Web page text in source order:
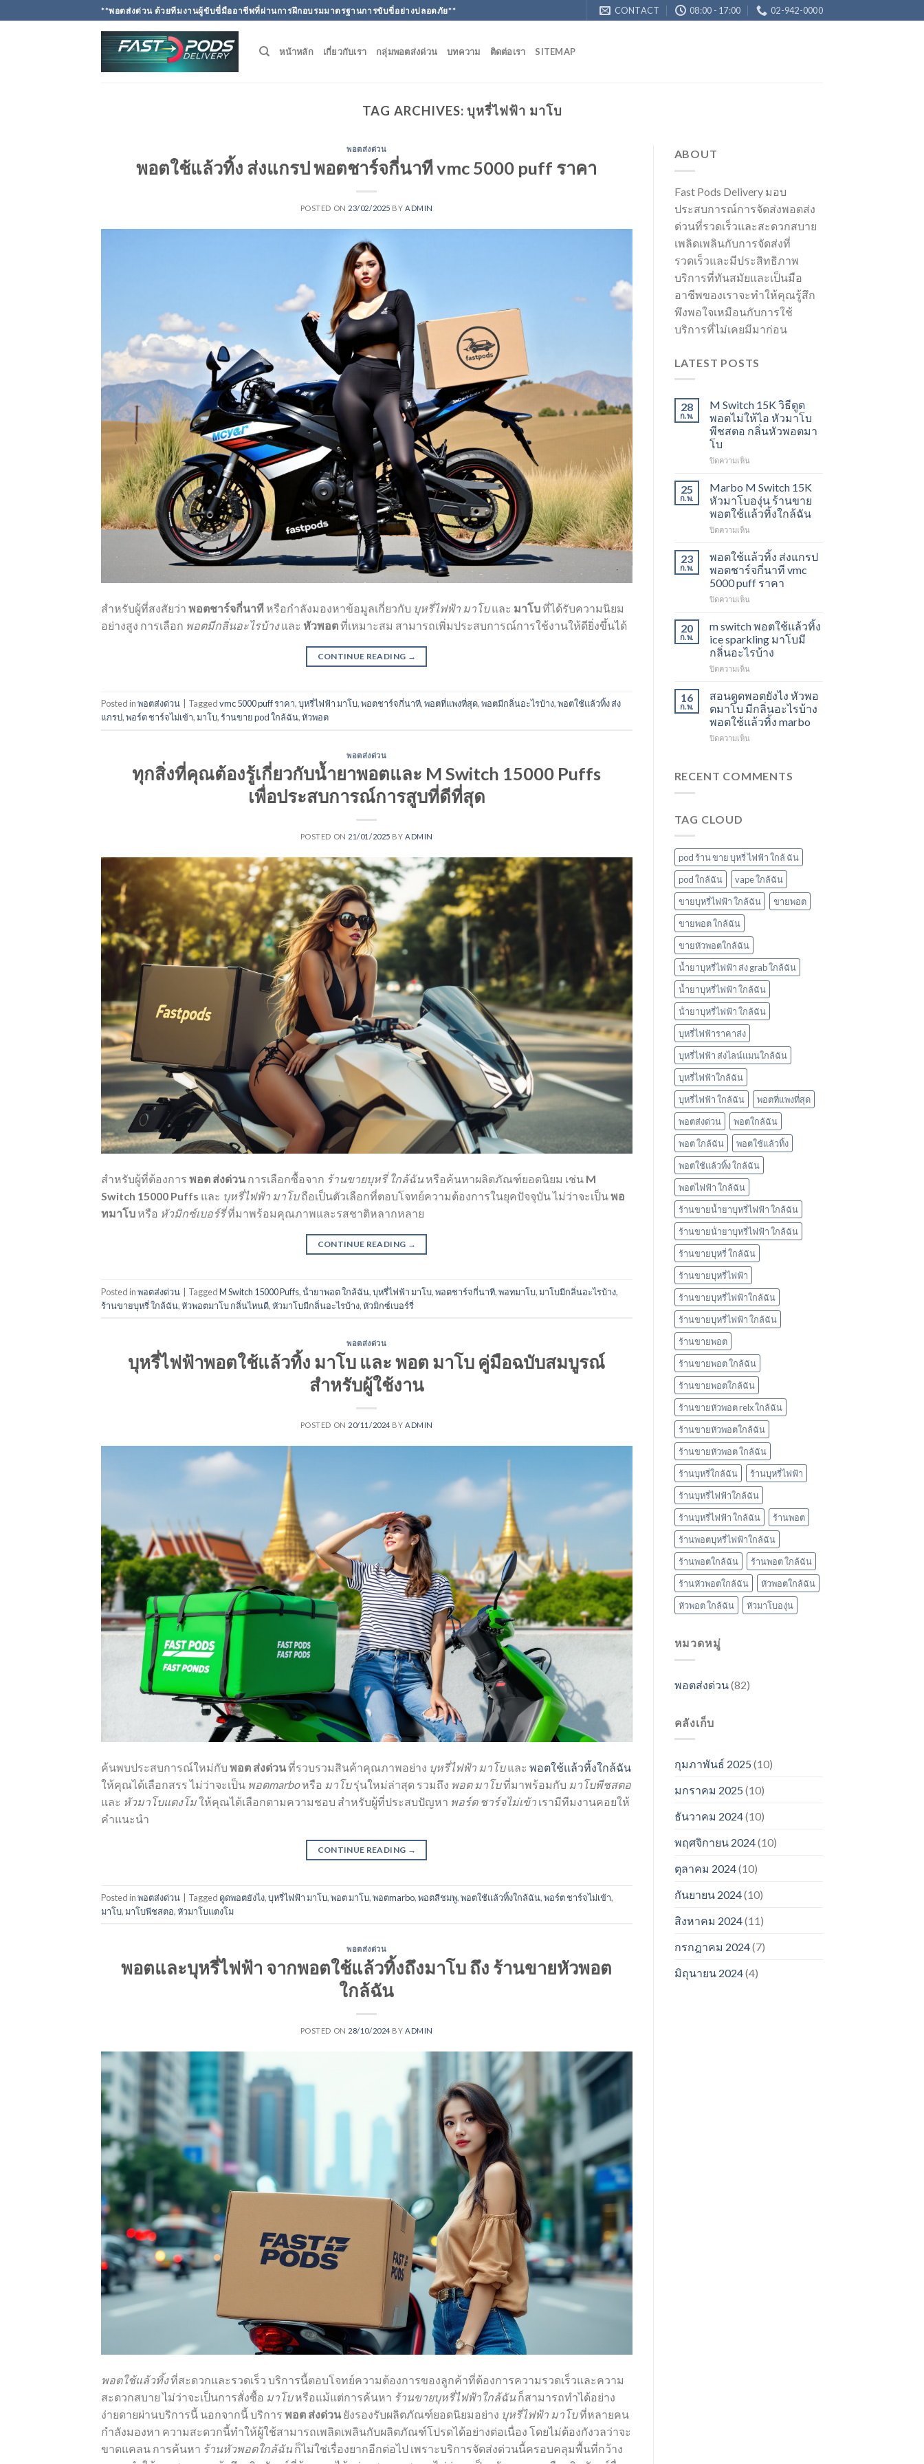
to
**พอตส่งด่วน ด้วยทีมงานผู้ขับขี่มืออาชีพที่ผ่านการฝึกอบรมมาตรฐานการขับขี่อย่างปลอดภัย** CONTACT 08:00 - 17:00 02-942-0000
หน้าหลัก เกี่ยวกับเรา กลุ่มพอตส่งด่วน บทความ ติดต่อเรา SITEMAP
TAG ARCHIVES:บุหรี่ไฟฟ้า มาโบ
พอตส่งด่วน
พอตใช้แล้วทิ้ง ส่งแกรป พอตชาร์จกี่นาที vmc 5000 puff ราคา
POSTED ON 23/02/2025 BYADMIN
สำหรับผู้ที่สงสัยว่า พอตชาร์จกี่นาที หรือกำลังมองหาข้อมูลเกี่ยวกับ บุหรี่ไฟฟ้า มาโบและ มาโบที่ได้รับความนิยม
อย่างสูง การเลือก พอตมีกลิ่นอะไรบ้างและ หัวพอตที่เหมาะสม สามารถเพิ่มประสบการณ์การใช้งานให้ดียิ่งขึ้นได้
CONTINUE READING →
Posted inพอตส่งด่วน Taggedvmc 5000 puff ราคา,บุหรี่ไฟฟ้า มาโบ,พอตชาร์จกี่นาที,พอตที่แพงที่สุด,พอตมีกลิ่นอะไรบ้าง,พอตใช้แล้วทิ้ง ส่ง
แกรป,พอร์ต ชาร์จไม่เข้า,มาโบ,ร้านขาย pod ใกล้ฉัน,หัวพอต
พอตส่งด่วน
ทุกสิ่งที่คุณต้องรู้เกี่ยวกับน้ำยาพอตและ M Switch 15000 Puffs
เพื่อประสบการณ์การสูบที่ดีที่สุด
POSTED ON 21/01/2025 BYADMIN
สำหรับผู้ที่ต้องการ พอต ส่งด่วน การเลือกซื้อจาก ร้านขายบุหรี่ ใกล้ฉัน หรือค้นหาผลิตภัณฑ์ยอดนิยม เช่น M
Switch 15000 Puffs และ บุหรี่ไฟฟ้า มาโบถือเป็นตัวเลือกที่ตอบโจทย์ความต้องการในยุคปัจจุบัน ไม่ว่าจะเป็นพอ
ทมาโบ หรือ หัวมิกซ์เบอร์รี่ที่มาพร้อมคุณภาพและรสชาติหลากหลาย
CONTINUE READING →
Posted inพอตส่งด่วน TaggedM Switch 15000 Puffs,น้ํายาพอต ใกล้ฉัน,บุหรี่ไฟฟ้า มาโบ,พอตชาร์จกี่นาที,พอทมาโบ,มาโบมีกลิ่นอะไรบ้าง,
ร้านขายบุหรี่ ใกล้ฉัน,หัวพอตมาโบ กลิ่นไหนดี,หัวมาโบมีกลิ่นอะไรบ้าง,หัวมิกซ์เบอร์รี่
พอตส่งด่วน
บุหรี่ไฟฟ้าพอตใช้แล้วทิ้ง มาโบ และ พอต มาโบ คู่มือฉบับสมบูรณ์
สำหรับผู้ใช้งาน
POSTED ON 20/11/2024 BYADMIN
ค้นพบประสบการณ์ใหม่กับ พอต ส่งด่วนที่รวบรวมสินค้าคุณภาพอย่าง บุหรี่ไฟฟ้า มาโบและ พอตใช้แล้วทิ้งใกล้ฉัน
ให้คุณได้เลือกสรร ไม่ว่าจะเป็น พอตmarboหรือ มาโบรุ่นใหม่ล่าสุด รวมถึง พอต มาโบที่มาพร้อมกับ มาโบพีชสตอ
และ หัวมาโบแตงโมให้คุณได้เลือกตามความชอบ สำหรับผู้ที่ประสบปัญหา พอร์ต ชาร์จไม่เข้า เรามีทีมงานคอยให้
คำแนะนำ
CONTINUE READING →
Posted inพอตส่งด่วน Tagged ดูดพอตยังไง,บุหรี่ไฟฟ้า มาโบ,พอต มาโบ,พอตmarbo,พอตสีชมพู,พอตใช้แล้วทิ้งใกล้ฉัน,พอร์ต ชาร์จไม่เข้า,
มาโบ,มาโบพีชสตอ,หัวมาโบแตงโม
พอตส่งด่วน
พอตและบุหรี่ไฟฟ้า จากพอตใช้แล้วทิ้งถึงมาโบ ถึง ร้านขายหัวพอต
ใกล้ฉัน
POSTED ON 28/10/2024 BYADMIN
พอตใช้แล้วทิ้งที่สะดวกและรวดเร็ว บริการนี้ตอบโจทย์ความต้องการของลูกค้าที่ต้องการความรวดเร็วและความ
สะดวกสบาย ไม่ว่าจะเป็นการสั่งซื้อ มาโบหรือแม้แต่การค้นหา ร้านขายบุหรี่ไฟฟ้าใกล้ฉัน ก็สามารถทำได้อย่าง
ง่ายดายผ่านบริการนี้ นอกจากนี้ บริการ พอต ส่งด่วน ยังรองรับผลิตภัณฑ์ยอดนิยมอย่าง บุหรี่ไฟฟ้า มาโบที่หลายคน
กำลังมองหา ความสะดวกนี้ทำให้ผู้ใช้สามารถเพลิดเพลินกับผลิตภัณฑ์โปรดได้อย่างต่อเนื่อง โดยไม่ต้องกังวลว่าจะ
ขาดแคลน การค้นหา ร้านหัวพอตใกล้ฉัน ก็ไม่ใช่เรื่องยากอีกต่อไป เพราะบริการจัดส่งด่วนนี้ครอบคลุมพื้นที่กว้าง
ABOUT
Fast Pods Delivery มอบ
ประสบการณ์การจัดส่งพอตส่ง
ด่วนที่รวดเร็วและสะดวกสบาย
เพลิดเพลินกับการจัดส่งที่
รวดเร็วและมีประสิทธิภาพ
บริการที่ทันสมัยและเป็นมือ
อาชีพของเราจะทำให้คุณรู้สึก
พึงพอใจเหมือนกับการใช้
บริการที่ไม่เคยมีมาก่อน
LATEST POSTS
28
ก.พ.
M Switch 15K วิธีดูด
พอตไม่ให้ไอ หัวมาโบ
พีชสตอ กลิ่นหัวพอตมา
โบ
ปิดความเห็นบน
Switch
15K
วิธี
ดูด
พอต
ให้
ไอ
หัว
มา
โบ
สตอ
กลิ่น
หัว
พอ
ตมา
25
ก.พ.
Marbo M Switch 15K
หัวมาโบองุ่น ร้านขาย
พอตใช้แล้วทิ้งใกล้ฉัน
ปิดความเห็นบน
M
Switch
15K
หัว
มา
องุ่น
ร้าน
ขาย
พอต
ใช้
ทิ้ง
ใกล้
ฉัน
23
ก.พ.
พอตใช้แล้วทิ้ง ส่งแกรป
พอตชาร์จกี่นาที vmc
5000 puff ราคา
ปิดความเห็นบน
ทิ้ง
ส่ง
แกรป
ชาร์จ
กี่
นาที
vmc
5000
20
ก.พ.
m switch พอตใช้แล้วทิ้ง
ice sparkling มาโบมี
กลิ่นอะไรบ้าง
ปิดความเห็นบน
switch
พอต
ใช้
แล้ว
ทิ้ง
มา
16
ก.พ.
สอนดูดพอตยังไง หัวพอ
ตมาโบ มีกลิ่นอะไรบ้าง
พอตใช้แล้วทิ้ง marbo
ปิดความเห็นบน
พอ
โบ
มี
กลิ่น
อะไร
บ้าง
พอต
แล้ว
ทิ้ง
marbo
RECENT COMMENTS
TAG CLOUD
pod ร้าน ขาย บุหรี่ ไฟฟ้า ใกล้ ฉัน
pod ใกล้ฉัน
vape ใกล้ฉัน
ขายบุหรี่ไฟฟ้า ใกล้ฉัน
ขายพอต
ขายพอต ใกล้ฉัน
ขายหัวพอตใกล้ฉัน
น้ำยาบุหรี่ไฟฟ้า ส่ง grab ใกล้ฉัน
น้ำยาบุหรี่ไฟฟ้า ใกล้ฉัน
น้ํายาบุหรี่ไฟฟ้า ใกล้ฉัน
บุหรี่ไฟฟ้าราคาส่ง
บุหรี่ไฟฟ้า ส่งไลน์แมนใกล้ฉัน
บุหรี่ไฟฟ้าใกล้ฉัน
บุหรี่ไฟฟ้า ใกล้ฉัน
พอตที่แพงที่สุด
พอตส่งด่วน
พอตใกล้ฉัน
พอต ใกล้ฉัน
พอตใช้แล้วทิ้ง
พอตใช้แล้วทิ้ง ใกล้ฉัน
พอตไฟฟ้า ใกล้ฉัน
ร้านขายน้ำยาบุหรี่ไฟฟ้า ใกล้ฉัน
ร้านขายน้ํายาบุหรี่ไฟฟ้า ใกล้ฉัน
ร้านขายบุหรี่ ใกล้ฉัน
ร้านขายบุหรี่ไฟฟ้า
ร้านขายบุหรี่ไฟฟ้าใกล้ฉัน
ร้านขายบุหรี่ไฟฟ้า ใกล้ฉัน
ร้านขายพอต
ร้านขายพอต ใกล้ฉัน
ร้านขายพอตใกล้ฉัน
ร้านขายหัวพอต relx ใกล้ฉัน
ร้านขายหัวพอตใกล้ฉัน
ร้านขายหัวพอต ใกล้ฉัน
ร้านบุหรี่ใกล้ฉัน
ร้านบุหรี่ไฟฟ้า
ร้านบุหรี่ไฟฟ้าใกล้ฉัน
ร้านบุหรี่ไฟฟ้า ใกล้ฉัน
ร้านพอต
ร้านพอตบุหรี่ไฟฟ้าใกล้ฉัน
ร้านพอตใกล้ฉัน
ร้านพอต ใกล้ฉัน
ร้านหัวพอตใกล้ฉัน
หัวพอตใกล้ฉัน
หัวพอต ใกล้ฉัน
หัวมาโบองุ่น
หมวดหมู่
พอตส่งด่วน(82)
คลังเก็บ
กุมภาพันธ์ 2025 (10)
มกราคม 2025 (10)
ธันวาคม 2024(10)
พฤศจิกายน 2024(10)
ตุลาคม 2024(10)
กันยายน 2024(10)
สิงหาคม 2024(11)
กรกฎาคม 2024(7)
มิถุนายน 2024(4)